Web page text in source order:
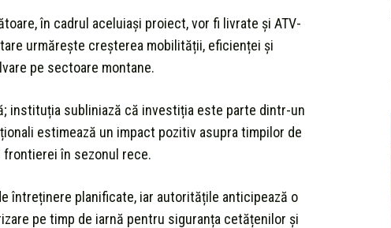
în cadrul aceluiași proiect, vor fi livrate și ATV-
urmărește creșterea mobilității, eficienței și
pe sectoare montane.
instituția subliniază că investiția este parte dintr-un
estimează un impact pozitiv asupra timpilor de
în sezonul rece.
întreținere planificate, iar autoritățile anticipează o
pe timp de iarnă pentru siguranța cetățenilor și